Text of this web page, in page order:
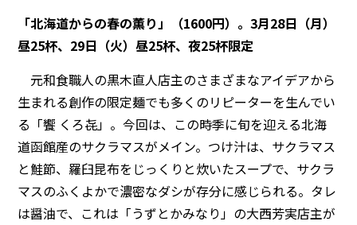
「北海道からの春の薫り」（1600円）。3月28日（月）
昼25杯、29日（火）昼25杯、夜25杯限定
元和食職人の黒木直人店主のさまざまなアイデアから
生まれる創作の限定麺でも多くのリピーターを生んでい
る「饗 くろ㐂」。今回は、この時季に旬を迎える北海
道函館産のサクラマスがメイン。つけ汁は、サクラマス
と鮭節、羅臼昆布をじっくりと炊いたスープで、サクラ
マスのふくよかで濃密なダシが存分に感じられる。タレ
は醤油で、これは「うずとかみなり」の大西芳実店主が